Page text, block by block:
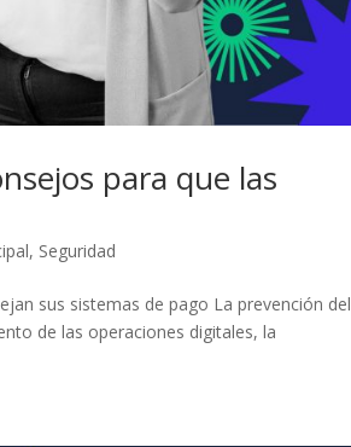
para que las
, Seguridad
sus sistemas de pago La prevención del
de las operaciones digitales, la